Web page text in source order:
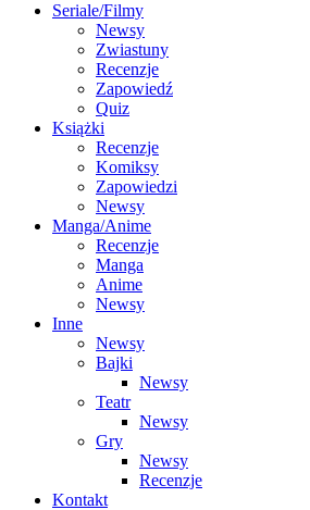
Seriale/Filmy
Newsy
Zwiastuny
Recenzje
Zapowiedź
Quiz
Książki
Recenzje
Komiksy
Zapowiedzi
Newsy
Manga/Anime
Recenzje
Manga
Anime
Newsy
Inne
Newsy
Bajki
Newsy
Teatr
Newsy
Gry
Newsy
Recenzje
Kontakt